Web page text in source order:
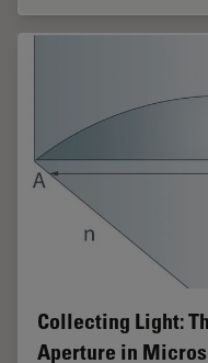
Collecting Light:
Aperture in